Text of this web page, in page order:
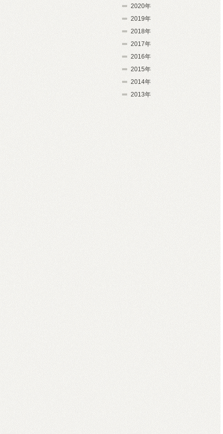
2020年
2019年
2018年
2017年
2016年
2015年
2014年
2013年